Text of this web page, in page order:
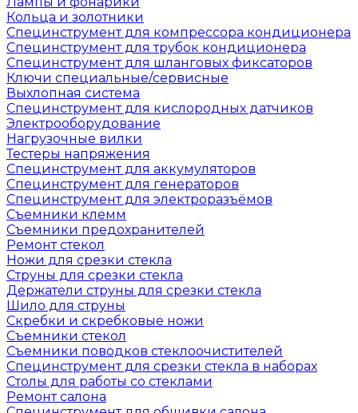
Кольца и золотники
Специнструмент для компрессора кондиционера
Специнструмент для трубок кондиционера
Специнструмент для шланговых фиксаторов
Ключи специальные/сервисные
Выхлопная система
Специнструмент для кислородных датчиков
Электрооборудование
Нагрузочные вилки
Тестеры напряжения
Специнструмент для аккумуляторов
Специнструмент для генераторов
Специнструмент для электроразъёмов
Съемники клемм
Съемники предохранителей
Ремонт стекол
Ножи для срезки стекла
Струны для срезки стекла
Держатели струны для срезки стекла
Шило для струны
Скребки и скребковые ножи
Съемники стекол
Съемники поводков стеклоочистителей
Специнструмент для срезки стекла в наборах
Столы для работы со стеклами
Ремонт салона